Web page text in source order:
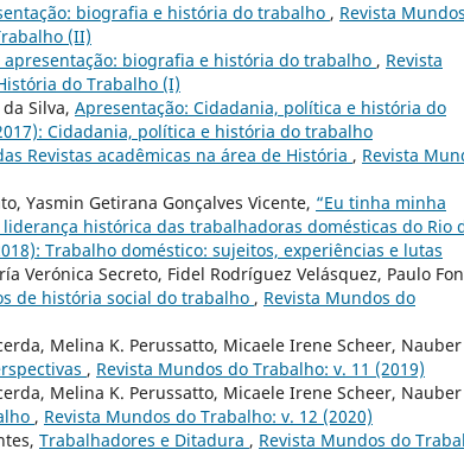
biografia e história do trabalho , Revista
(II)
biografia e história do trabalho , Revista
do Trabalho (I)
Silva, Apresentação: Cidadania, política e história do
Cidadania, política e história do trabalho
Revistas acadêmicas na área de História , Revista
Yasmin Getirana Gonçalves Vicente, “Eu tinha minha
histórica das trabalhadoras domésticas do Rio
Trabalho doméstico: sujeitos, experiências e lutas
Verónica Secreto, Fidel Rodríguez Velásquez, Paulo
de história social do trabalho , Revista Mundos do
Melina K. Perussatto, Micaele Irene Scheer, Nauber
, Revista Mundos do Trabalho: v. 11 (2019)
Melina K. Perussatto, Micaele Irene Scheer, Nauber
, Revista Mundos do Trabalho: v. 12 (2020)
Trabalhadores e Ditadura , Revista Mundos do